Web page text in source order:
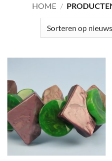
HOME /